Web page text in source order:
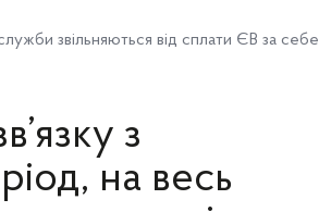
звільняються від сплати ЄВ за себе
з
на весь